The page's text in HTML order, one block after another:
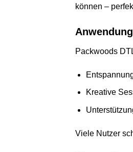
können –
Packwoods
Kreative
Viele Nutzer